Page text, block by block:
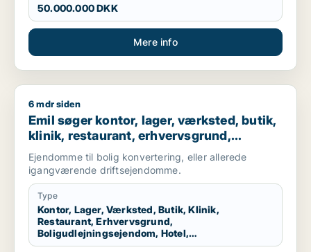
50.000.000 DKK
Mere info
Emil søger kontor, lager, værksted, butik, klinik,
6 mdr siden
Emil søger kontor, lager, værksted, butik,
klinik, restaurant, erhvervsgrund,
boligudlejningsejendom, hotel,
produktionslokaler eller garage til salg i
Nordsjælland
Ejendomme til bolig konvertering, eller allerede
igangværende driftsejendomme.
Type
Kontor, Lager, Værksted, Butik, Klinik,
Restaurant, Erhvervsgrund,
Boligudlejningsejendom, Hotel,
Produktionslokaler, Garage